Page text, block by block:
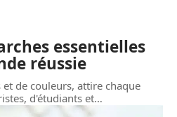
essentielles
réussie
de couleurs, attire chaque
d'étudiants et…